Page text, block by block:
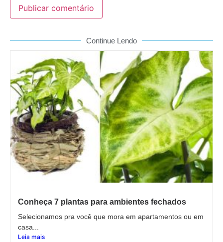
Continue Lendo
Conheça 7 plantas para ambientes fechados
Selecionamos pra você que mora em apartamentos ou em
casa...
Leia mais